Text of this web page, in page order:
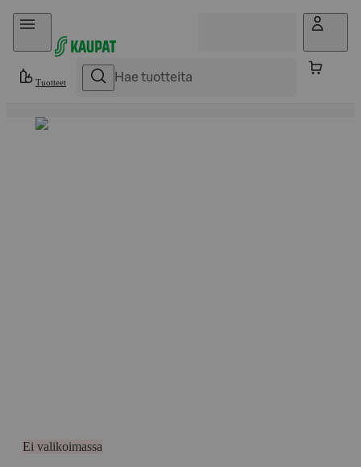
Hyppää sisältöön
Tuotteet
Ei valikoimassa